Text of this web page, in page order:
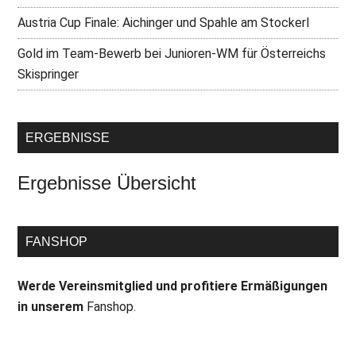
Austria Cup Finale: Aichinger und Spahle am Stockerl
Gold im Team-Bewerb bei Junioren-WM für Österreichs
Skispringer
ERGEBNISSE
Ergebnisse Übersicht
FANSHOP
Werde Vereinsmitglied und profitiere Ermäßigungen
in unserem Fanshop.